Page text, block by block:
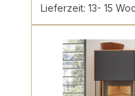
Lieferzeit: 13- 15